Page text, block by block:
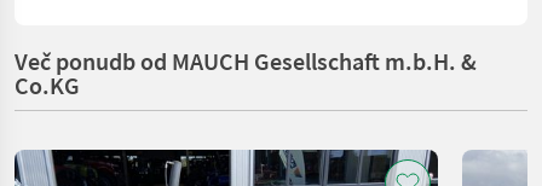
Več ponudb od MAUCH Gesellschaft m.b.H. &
Co.KG